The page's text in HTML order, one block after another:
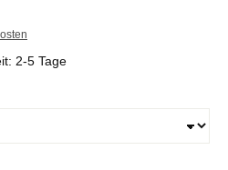
2-5 Tage